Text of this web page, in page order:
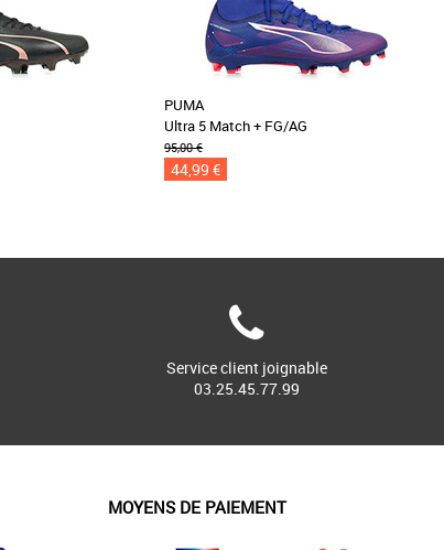
PUMA
Ultra 5 Match + FG/AG
95,00 €
44,99 €
Service client joignable
03.25.45.77.99
MOYENS DE PAIEMENT